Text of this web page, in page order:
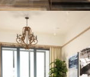
стоимости
из кварцвиниловой
представлены в
SKALLA